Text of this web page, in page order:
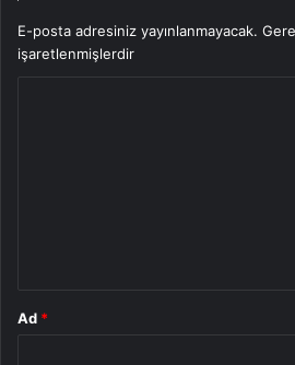
E-posta adresiniz yayınlanmayacak.
işaretlenmişlerdir
Ad *